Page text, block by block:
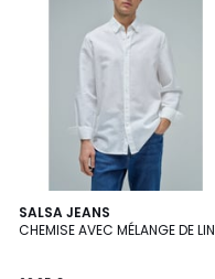
SALSA JEANS
CHEMISE AVEC MÉLANGE DE LIN
5
Couleurs